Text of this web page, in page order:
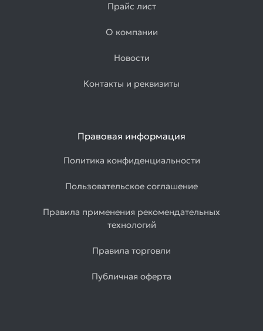
Прайс лист
О компании
Новости
Контакты и реквизиты
Правовая информация
Политика конфиденциальности
Пользовательское соглашение
Правила применения рекомендательных
технологий
Правила торговли
Публичная оферта